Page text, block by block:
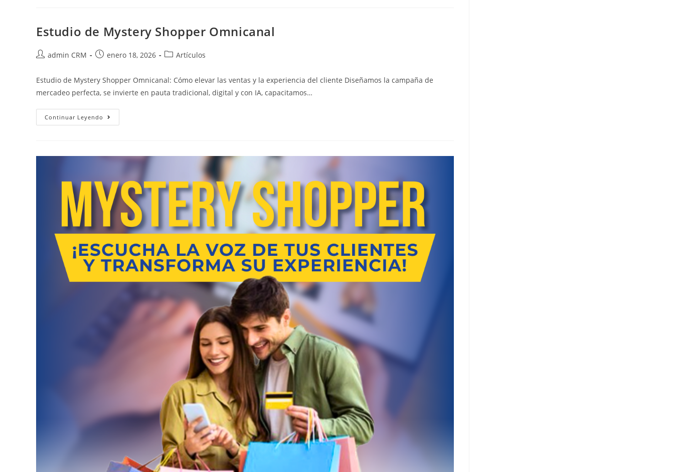
Estudio de Mystery Shopper Omnicanal
admin CRM enero 18, 2026 Artículos
Estudio de Mystery Shopper Omnicanal: Cómo elevar las ventas y la experiencia del cliente Diseñamos la campaña de
mercadeo perfecta, se invierte en pauta tradicional, digital y con IA, capacitamos…
Continuar Leyendo